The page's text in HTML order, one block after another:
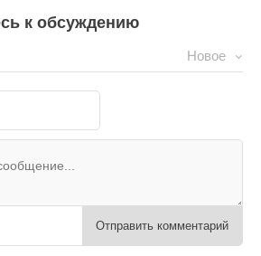
к обсуждению
Новое
Отправить комментарий